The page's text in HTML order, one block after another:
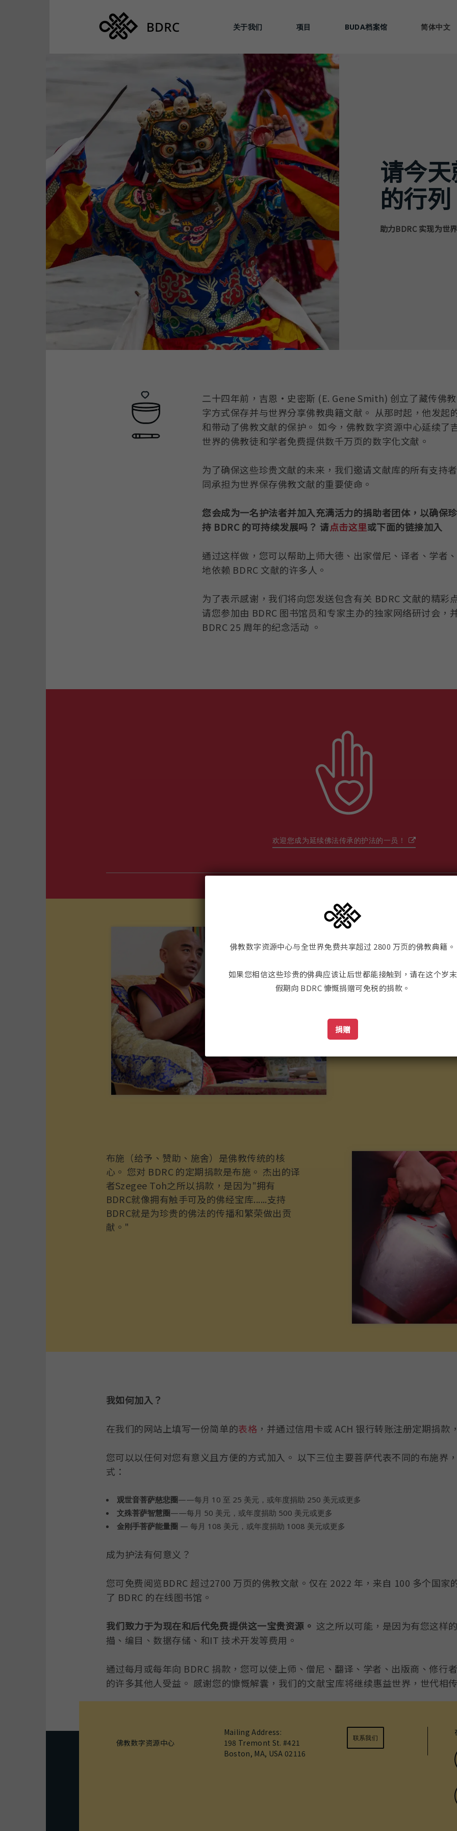
关于我们 项目 BUDA档案馆 简体中文
请今
的行列
助力BDRC 实现为世
二十四年前，吉恩·史密斯 (E. Gene Smith) 创立了藏传佛
字方式保存并与世界分享佛教典籍文献。 从那时起，他发起
和带动了佛教文献的保护。 如今，佛教数字资源中心延续
世界的佛教徒和学者免费提供数千万页的数字化文献。
为了确保这些珍贵文献的未来，我们邀请文献库的所有支持
同承担为世界保存佛教文献的重要使命。
您会成为一名护法者并加入充满活力的捐助者团体，以确保
持 BDRC 的可持续发展吗？ 请点击这里或下面的链接加入
通过这样做，您可以帮助上师大德、出家僧尼、译者、学者
地依赖 BDRC 文献的许多人。
为了表示感谢，我们将向您发送包含有关 BDRC 文献的精彩
请您参加由 BDRC 图书馆员和专家主办的独家网络研讨会，
BDRC 25 周年的纪念活动 。
欢迎您成为延续佛法传承的护法的一员！
"我们有很多时候，通常
识到我们需要来自我们教
到我们需要的文本。我无
的宝贵资源，我们那个时
布施（给予、赞助、施舍）是佛教传统的核
心。 您对 BDRC 的定期捐款是布施。 杰出的译
者Szegee Toh之所以捐款，是因为"拥有
BDRC就像拥有触手可及的佛经宝库......支持
BDRC就是为珍贵的佛法的传播和繁荣做出贡
献。"
我如何加入？
在我们的网站上填写一份简单的表格 ，并通过信用卡或 ACH 银行转账注册定期捐
您可以以任何对您有意义且方便的方式加入。 以下三位主要菩萨代表不同的布施界
式：
观世音菩萨慈悲圈——每月 10 至 25 美元，或年度捐助 250 美元或更多
文殊菩萨智慧圈——每月 50 美元，或年度捐助 500 美元或更多
金刚手菩萨能量圈 — 每月 108 美元，或年度捐助 1008 美元或更多
成为护法有何意义？
您可免费阅览BDRC 超过2700 万页的佛教文献。仅在 2022 年，来自 100 多个国家
了 BDRC 的在线图书馆。
我们致力于为现在和后代免费提供这一宝贵资源。 这之所以可能，是因为有您这样
描、编目、数据存储、和IT 技术开发等费用。
通过每月或每年向 BDRC 捐款，您可以使上师、僧尼、翻译、学者、出版商、修行
的许多其他人受益。 感谢您的慷慨解囊，我们的文献宝库将继续惠益世界，世代相
佛教数字资源中心
Mailing Address:
198 Tremont St. #421
Boston, MA, USA 02116
联系我们
佛教数字资源中心与全世界免费共享超过 2800 万页的佛教典籍。
如果您相信这些珍贵的佛典应该让后世都能接触到，请在这个岁末
假期向 BDRC 慷慨捐赠可免税的捐款。
捐赠